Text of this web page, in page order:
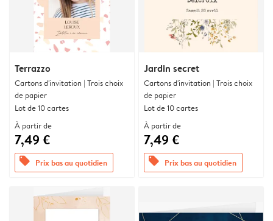
Terrazzo
Cartons d'invitation | Trois choix
de papier
Lot de 10 cartes
À partir de
7,49 €
offers Prix bas au quotidien
Jardin secret
Cartons d'invitation | Trois choix
de papier
Lot de 10 cartes
À partir de
7,49 €
offers Prix bas au quotidien